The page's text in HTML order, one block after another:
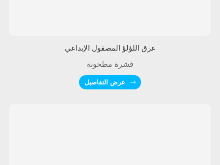
عرق اللؤلؤ المصقول الإبداعي
قشرة مطحونة
عرض التفاصيل